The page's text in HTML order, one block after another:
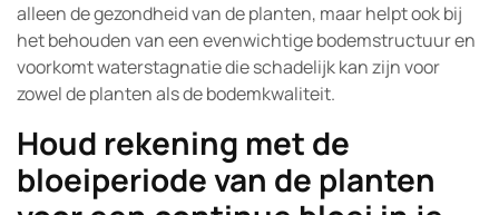
alleen de gezondheid van de planten, maar helpt ook bij
het behouden van een evenwichtige bodemstructuur en
voorkomt waterstagnatie die schadelijk kan zijn voor
zowel de planten als de bodemkwaliteit.
Houd rekening met de
bloeiperiode van de planten